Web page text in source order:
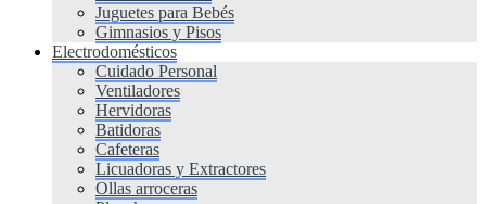
Juguetes para Bebés
Gimnasios y Pisos
Electrodomésticos
Cuidado Personal
Ventiladores
Hervidoras
Batidoras
Cafeteras
Licuadoras y Extractores
Ollas arroceras